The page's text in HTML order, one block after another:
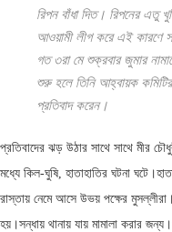
রিপন বাঁধা দিত। রিপনের এতু
আওয়ামী লীগ করে এই কারণে
গত ৩রা মে শুক্রবার জুমার
শুরু হলে তিনি আহ্বায়ক
প্রতিবাদ করেন।
প্রতিবাদের ঝড় উঠার সাথে সাথে মীর
মধ্যে কিল-ঘুষি, হাতাহাতির ঘটনা
রাস্তায় নেমে আসে উভয় পক্ষের
হয়।সন্ধায় থানায় যায় মামালা করার